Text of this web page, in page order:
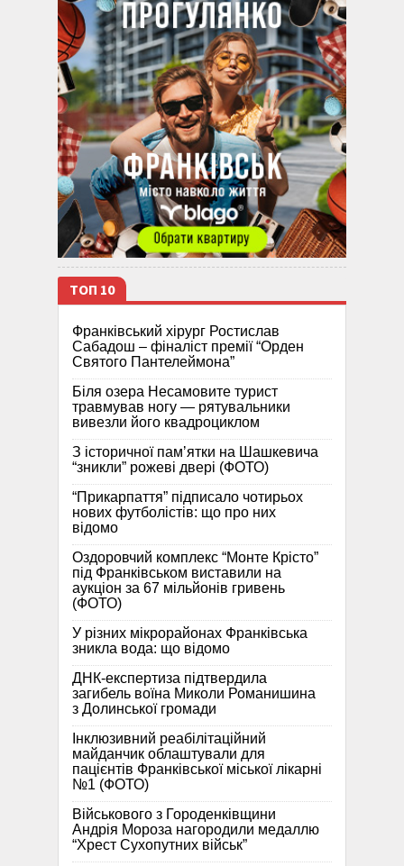
ТОП 10
Франківський хірург Ростислав
Сабадош – фіналіст премії “Орден
Святого Пантелеймона”
Біля озера Несамовите турист
травмував ногу — рятувальники
вивезли його квадроциклом
З історичної памʼятки на Шашкевича
“зникли” рожеві двері (ФОТО)
“Прикарпаття” підписало чотирьох
нових футболістів: що про них
відомо
Оздоровчий комплекс “Монте Крісто”
під Франківськом виставили на
аукціон за 67 мільйонів гривень
(ФОТО)
У різних мікрорайонах Франківська
зникла вода: що відомо
ДНК-експертиза підтвердила
загибель воїна Миколи Романишина
з Долинської громади
Інклюзивний реабілітаційний
майданчик облаштували для
пацієнтів Франківської міської лікарні
№1 (ФОТО)
Військового з Городенківщини
Андрія Мороза нагородили медаллю
“Хрест Сухопутних військ”